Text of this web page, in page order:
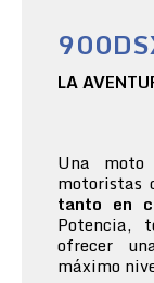
LA
Una
motoristas
tanto en
Potencia,
ofrecer
máximo